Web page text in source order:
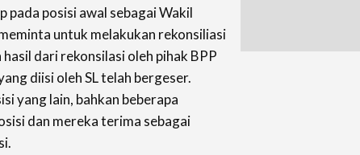
pada posisi awal sebagai Wakil
untuk melakukan rekonsiliasi
dari rekonsilasi oleh pihak BPP
diisi oleh SL telah bergeser.
yang lain, bahkan beberapa
dan mereka terima sebagai